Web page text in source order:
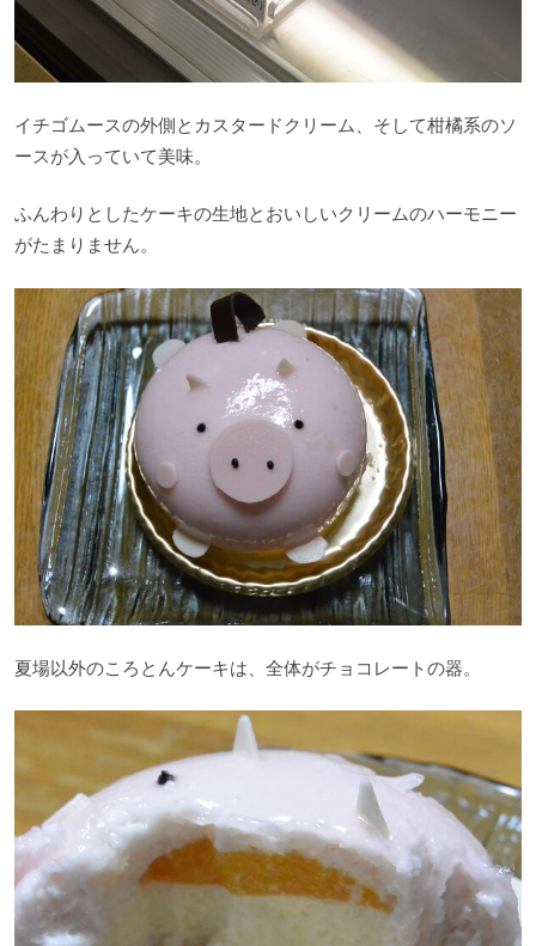
イチゴムースの外側とカスタードクリーム、そして柑橘系のソ
ースが入っていて美味。
ふんわりとしたケーキの生地とおいしいクリームのハーモニー
がたまりません。
夏場以外のころとんケーキは、全体がチョコレートの器。